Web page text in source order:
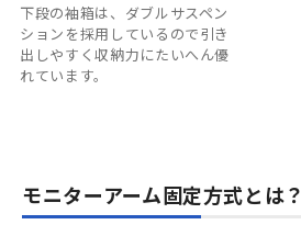
下段の袖箱は、ダブルサスペン
ションを採用しているので引き
出しやすく収納力にたいへん優
れています。
モニターアーム固定方式とは？